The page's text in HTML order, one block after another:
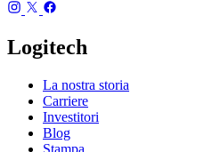
Logitech
La nostra storia
Carriere
Investitori
Blog
Stampa